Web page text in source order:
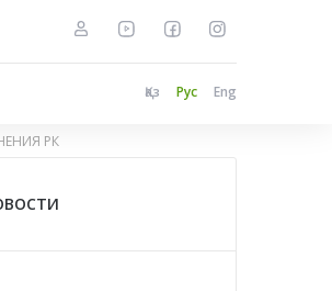
Қаз Рус Eng
РК